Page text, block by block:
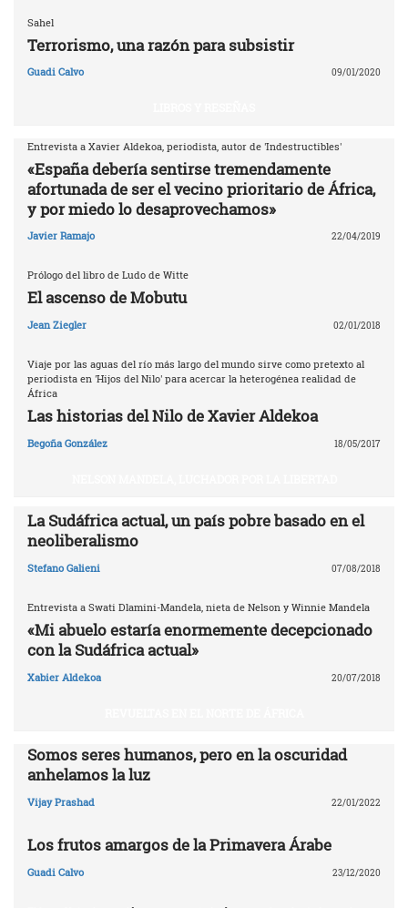
Sahel
Terrorismo, una razón para subsistir
Guadi Calvo 09/01/2020
Entrevista a Xavier Aldekoa, periodista, autor de 'Indestructibles'
«España debería sentirse tremendamente
afortunada de ser el vecino prioritario de África,
y por miedo lo desaprovechamos»
Javier Ramajo 22/04/2019
Prólogo del libro de Ludo de Witte
El ascenso de Mobutu
Jean Ziegler 02/01/2018
Viaje por las aguas del río más largo del mundo sirve como pretexto al
periodista en 'Hijos del Nilo' para acercar la heterogénea realidad de
África
Las historias del Nilo de Xavier Aldekoa
Begoña González 18/05/2017
La Sudáfrica actual, un país pobre basado en el
neoliberalismo
Stefano Galieni 07/08/2018
Entrevista a Swati Dlamini-Mandela, nieta de Nelson y Winnie Mandela
«Mi abuelo estaría enormemente decepcionado
con la Sudáfrica actual»
Xabier Aldekoa 20/07/2018
Somos seres humanos, pero en la oscuridad
anhelamos la luz
Vijay Prashad 22/01/2022
Los frutos amargos de la Primavera Árabe
Guadi Calvo 23/12/2020